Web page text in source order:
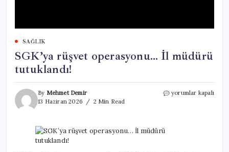
SAĞLIK
SGK’ya rüşvet operasyonu… İl müdürü
tutuklandı!
By Mehmet Demir
13 Haziran 2026
2 Min Read
SGK’ya
yorumlar kapalı